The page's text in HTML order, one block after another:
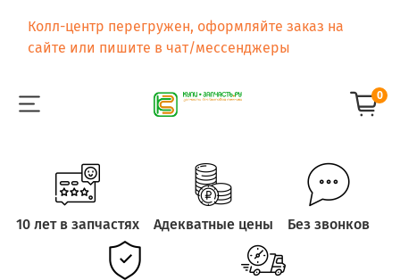
Колл-центр перегружен, оформляйте заказ на
сайте или пишите в чат/мессенджеры
0
10 лет в запчастях Адекватные цены Без звонков